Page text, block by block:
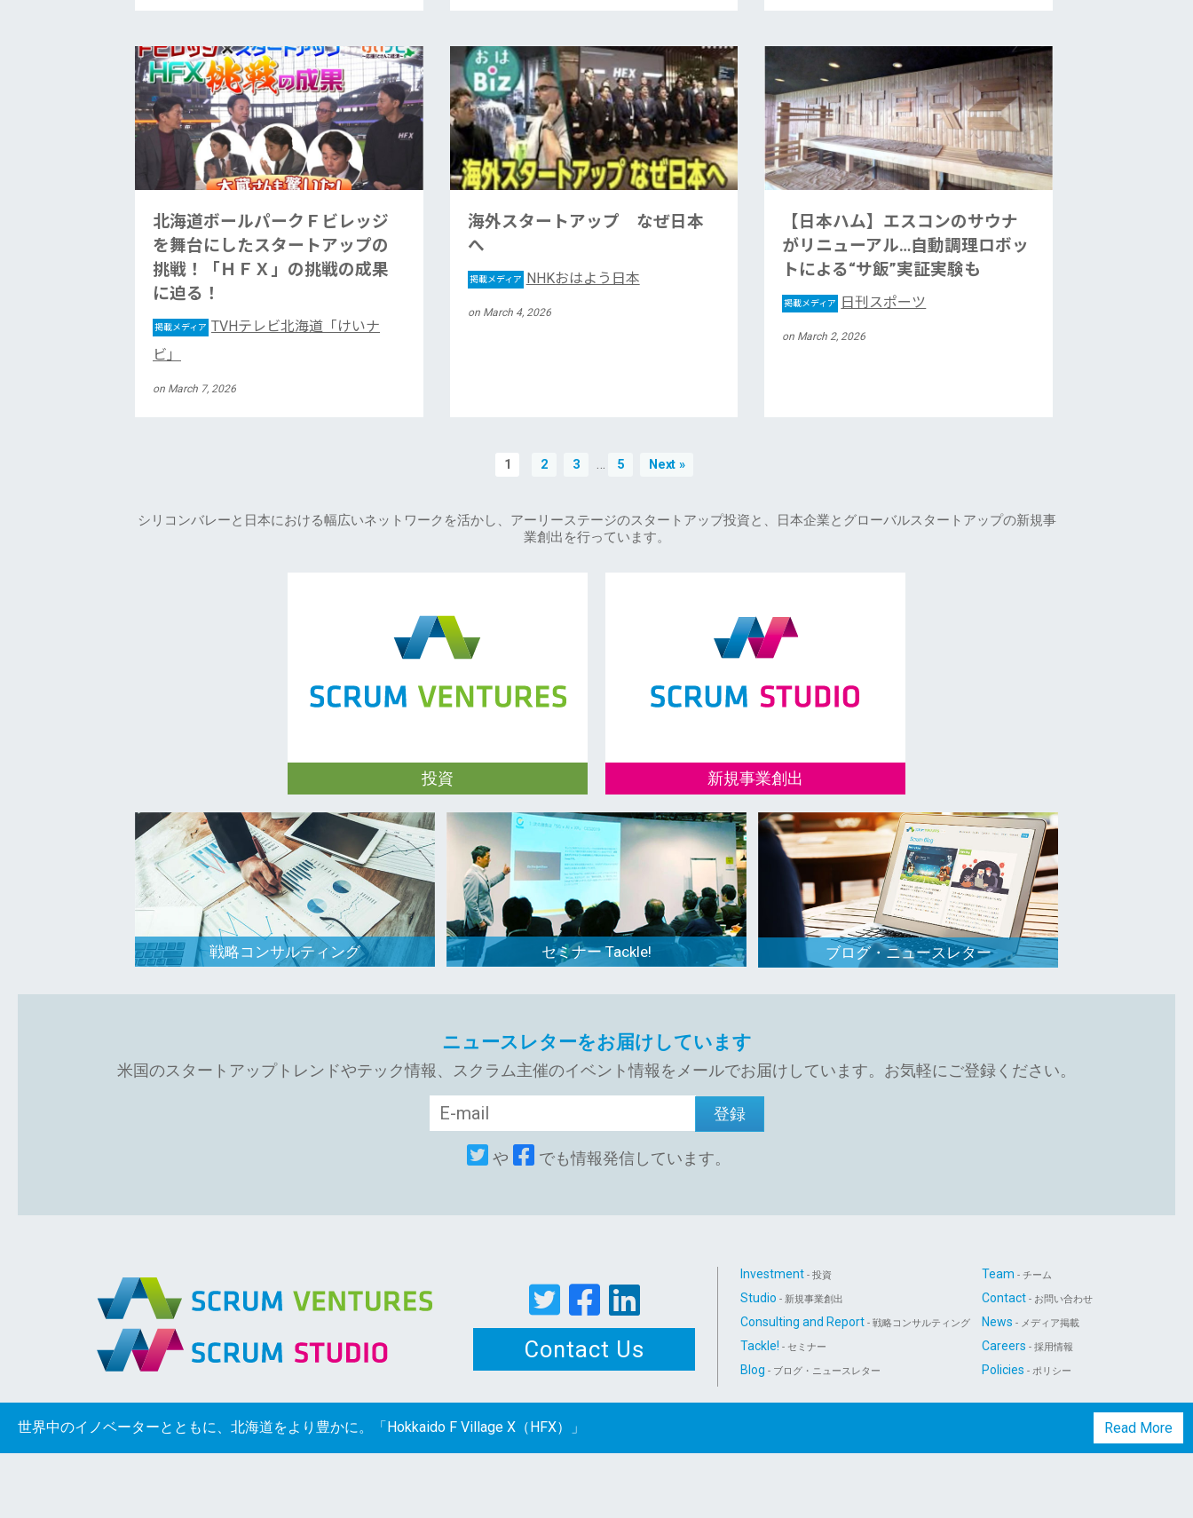
北海道ボールパークＦビレッジ
を舞台にしたスタートアップの
挑戦！「ＨＦＸ」の挑戦の成果
に迫る！
掲載メディア TVHテレビ北海道「けいナ
ビ」
on March 7, 2026
海外スタートアップ なぜ日本
へ
掲載メディア NHKおはよう日本
on March 4, 2026
【日本ハム】エスコンのサウナ
がリニューアル…自動調理ロボッ
トによる“サ飯”実証実験も
掲載メディア 日刊スポーツ
on March 2, 2026
1 2 3 … 5 Next »
シリコンバレーと日本における幅広いネットワークを活かし、アーリーステージのスタートアップ投資と、日本企業とグローバルスタートアップの新規事
業創出を行っています。
投資
日米のアーリーステージスタートアップへ
の投資を通じ、パートナーの皆様へ、戦略
的投資機会、新規事業開発に役立つ仕組み
の提供を行っています。
新規事業創出
オープンイノベーションを通じて、日本企
業とグローバルスタートアップの新規事業
創出を行っています。
戦略コンサルティング セミナー Tackle! ブログ・ニュースレター
ニュースレターをお届けしています
米国のスタートアップトレンドやテック情報、スクラム主催のイベント情報をメールでお届けしています。お気軽にご登録ください。
や でも情報発信しています。
Contact Us
Investment - 投資
Studio - 新規事業創出
Consulting and Report - 戦略コンサルティング
Tackle! - セミナー
Blog - ブログ・ニュースレター
Team - チーム
Contact - お問い合わせ
News - メディア掲載
Careers - 採用情報
Policies - ポリシー
世界中のイノベーターとともに、北海道をより豊かに。「Hokkaido F Village X（HFX）」 Read More